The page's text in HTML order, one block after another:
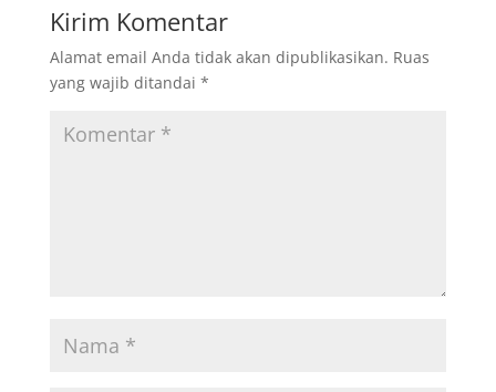
Kirim Komentar
Alamat email Anda tidak akan dipublikasikan. Ruas
yang wajib ditandai *